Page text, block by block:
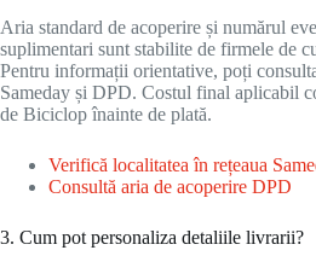
Aria standard de acoperire și numărul
suplimentari sunt stabilite de firmele de
Pentru informații orientative, poți
Sameday și DPD. Costul final aplicabil
de Biciclop înainte de plată.
Verifică localitatea în rețeaua
Consultă aria de acoperire DPD
3. Cum pot personaliza detaliile livrarii?